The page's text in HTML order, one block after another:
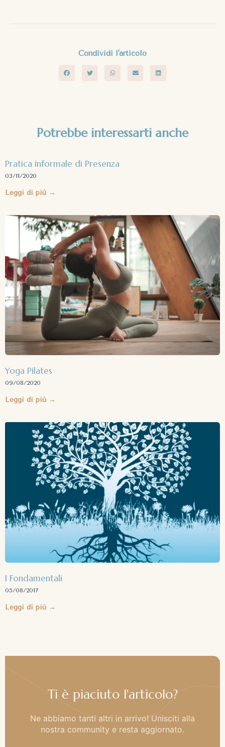
Condividi l'articolo
Potrebbe interessarti anche
Pratica informale di Presenza
03/11/2020
Leggi di più →
Yoga Pilates
09/08/2020
Leggi di più →
I Fondamentali
05/08/2017
Leggi di più →
Ti è piaciuto l'articolo?
Ne abbiamo tanti altri in arrivo! Unisciti alla
nostra community e resta aggiornato.